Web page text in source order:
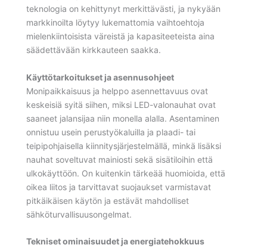
teknologia on kehittynyt merkittävästi, ja nykyään
markkinoilta löytyy lukemattomia vaihtoehtoja
mielenkiintoisista väreistä ja kapasiteeteista aina
säädettävään kirkkauteen saakka.
Käyttötarkoitukset ja asennusohjeet
Monipaikkaisuus ja helppo asennettavuus ovat
keskeisiä syitä siihen, miksi LED-valonauhat ovat
saaneet jalansijaa niin monella alalla. Asentaminen
onnistuu usein perustyökaluilla ja plaadi- tai
teipipohjaisella kiinnitysjärjestelmällä, minkä lisäksi
nauhat soveltuvat mainiosti sekä sisätiloihin että
ulkokäyttöön. On kuitenkin tärkeää huomioida, että
oikea liitos ja tarvittavat suojaukset varmistavat
pitkäikäisen käytön ja estävät mahdolliset
sähköturvallisuusongelmat.
Tekniset ominaisuudet ja energiatehokkuus